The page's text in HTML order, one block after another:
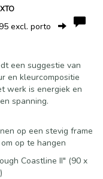
excl. porto
een suggestie van
en kleurcompositie
werk is energiek en
spanning.
op een stevig frame
op te hangen
Coastline II" (90 x